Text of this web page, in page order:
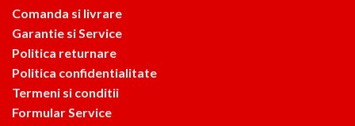
Comanda si livrare
Garantie si Service
Politica returnare
Politica confidentialitate
Termeni si conditii
Formular Service